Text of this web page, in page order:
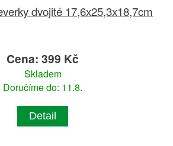
dvojité 17,6x25,3x18,7cm
Cena: 399 Kč
Skladem
Doručíme do: 11.8.
Detail